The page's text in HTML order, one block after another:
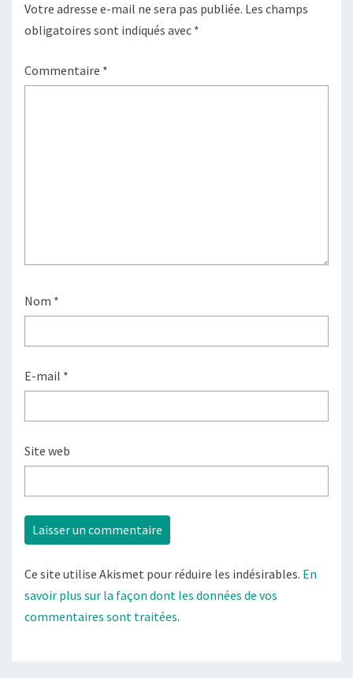
Votre adresse e-mail ne sera pas publiée. Les champs
obligatoires sont indiqués avec *
Commentaire *
Nom *
E-mail *
Site web
Ce site utilise Akismet pour réduire les indésirables. En
savoir plus sur la façon dont les données de vos
commentaires sont traitées.